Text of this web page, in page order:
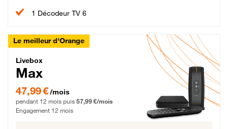
1 Décodeur TV 6
Le meilleur d'Orange
Livebox Max Fibre
Livebox
Max
47,99 € par mois pendant 12 mois puis 57,99 € par mois, Engagement 12 mois
47,99 €/mois
pendant 12 mois puis 57,99 €/mois
Engagement 12 mois